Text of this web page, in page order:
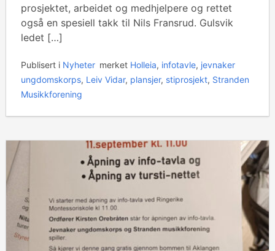
prosjektet, arbeidet og medhjelpere og rettet
også en spesiell takk til Nils Fransrud. Gulsvik
ledet […]
Publisert i Nyheter merket Holleia, infotavle, jevnaker
ungdomskorps, Leiv Vidar, plansjer, stiprosjekt, Stranden
Musikkforening